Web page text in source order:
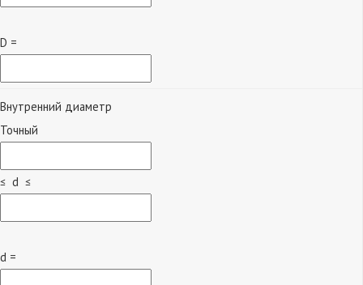
D =
Внутренний диаметр
Точный
≤ d ≤
d =